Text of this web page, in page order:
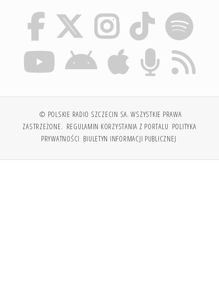
© POLSKIE RADIO SZCZECIN SA. WSZYSTKIE PRAWA
ZASTRZEŻONE. REGULAMIN KORZYSTANIA Z PORTALU POLITYKA
PRYWATNOŚCI BIULETYN INFORMACJI PUBLICZNEJ